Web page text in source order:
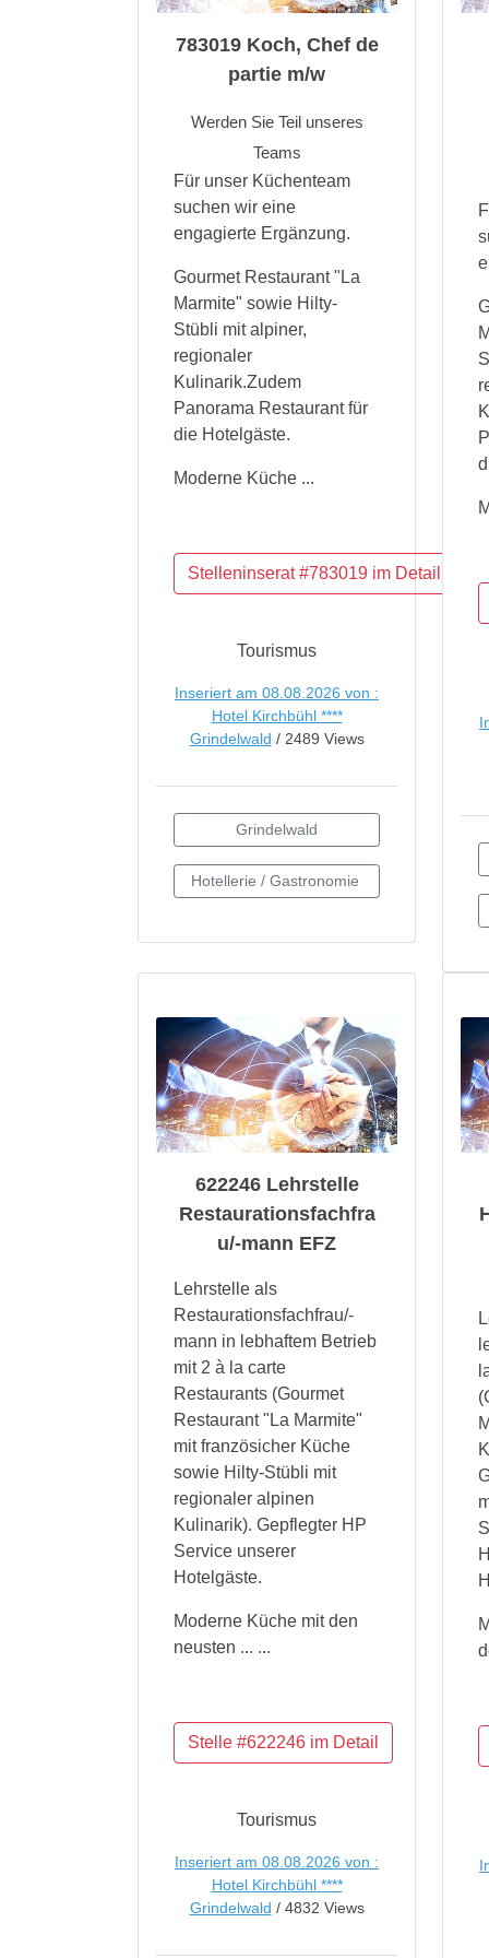
783019 Koch, Chef de
partie m/w
Werden Sie Teil unseres
Teams
Für unser Küchenteam
suchen wir eine
engagierte Ergänzung.
Gourmet Restaurant "La
Marmite" sowie Hilty-
Stübli mit alpiner,
regionaler
Kulinarik.Zudem
Panorama Restaurant für
die Hotelgäste.
Moderne Küche ...
Tourismus
Inseriert am 08.08.2026 von :
Hotel Kirchbühl ****
Grindelwald / 2489 Views
622246 Lehrstelle
Restaurationsfachfra
u/-mann EFZ
Lehrstelle als
Restaurationsfachfrau/-
mann in lebhaftem Betrieb
mit 2 à la carte
Restaurants (Gourmet
Restaurant "La Marmite"
mit französicher Küche
sowie Hilty-Stübli mit
regionaler alpinen
Kulinarik). Gepflegter HP
Service unserer
Hotelgäste.
Moderne Küche mit den
neusten ... ...
Tourismus
Inseriert am 08.08.2026 von :
Hotel Kirchbühl ****
Grindelwald / 4832 Views